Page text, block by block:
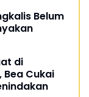
Belum
di
Bea Cukai